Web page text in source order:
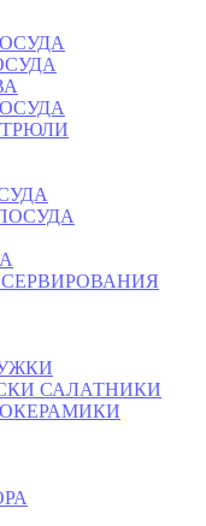
САЛАТНИКИ